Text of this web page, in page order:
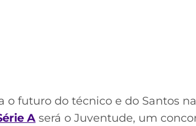
o futuro do técnico e do Santos
A será o Juventude, um